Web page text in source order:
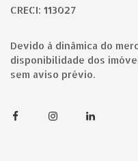
CRECI: 113027
Devido à dinâmica do
disponibilidade dos
sem aviso prévio.
FacebookInstagramLinkedin